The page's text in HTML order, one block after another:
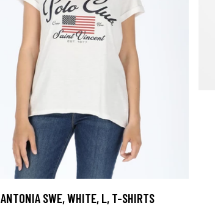
ANTONIA SWE, WHITE, L, T-SHIRTS